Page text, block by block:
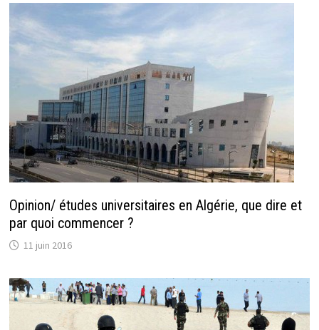
Opinion/ études universitaires en Algérie, que dire et
par quoi commencer ?
11 juin 2016